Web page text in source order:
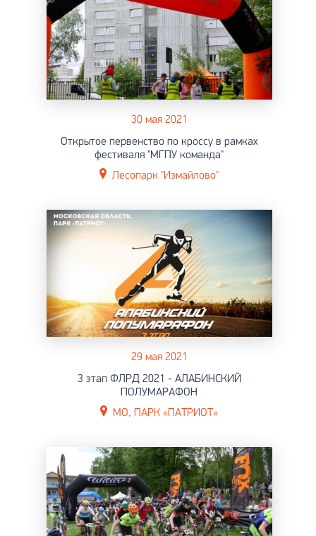
30 мая 2021
Открытое первенство по кроссу в рамках
фестиваля "МГПУ команда"
Лесопарк "Измайлово"
29 мая 2021
3 этап ФЛРД 2021 - АЛАБИНСКИЙ
ПОЛУМАРАФОН
МО, ПАРК «ПАТРИОТ»